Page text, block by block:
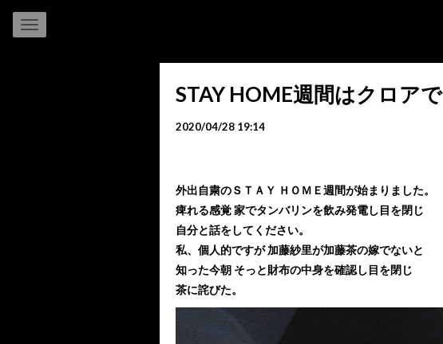
STAY HOME週間はクロアで
2020/04/28 19:14
外出自粛のＳＴＡＹ ＨＯＭＥ週間が始まりました。
痺れる感覚 家でタンバリンを飲み発電し目を閉じ
自分と話をしてください。
私、個人的ですが 加藤紗里が加藤茶の嫁でないと
知った今朝 そっと財布の中身を確認し目を閉じ
茶に詫びた。